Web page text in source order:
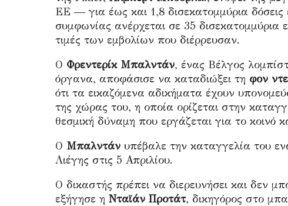
ΕΕ — για έως και 1,8 δισεκατομμύρια
συμφωνίας ανέρχεται σε 35
τιμές των εμβολίων που διέρρευσαν.
Ο Φρεντερίκ Μπαλντάν, ένας Βέλγος
όργανα, αποφάσισε να καταδιώξει τη φον
ότι τα εικαζόμενα αδικήματα έχουν
της χώρας του, η οποία ορίζεται στην
θεσμική δύναμη που εργάζεται για το κοινό
Ο Μπαλντάν υπέβαλε την καταγγελία του
Λιέγης στις 5 Απριλίου.
Ο δικαστής πρέπει να διερευνήσει και δεν
εξήγησε η Νταϊάν Προτάτ, δικηγόρος στο